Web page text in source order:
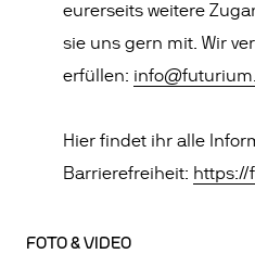
eurerseits weitere
sie uns gern mit. Wir
erfüllen:
Hier findet ihr alle
Barrierefreiheit:
FOTO & VIDEO